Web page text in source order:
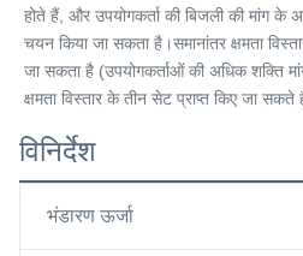
होते हैं, और उपयोगकर्ता की बिजली की मांग के
चयन किया जा सकता है।समानांतर क्षमता
जा सकता है (उपयोगकर्ताओं की अधिक शक्ति
क्षमता विस्तार के तीन सेट प्राप्त किए जा सकते
विनिर्देश
भंडारण ऊर्जा